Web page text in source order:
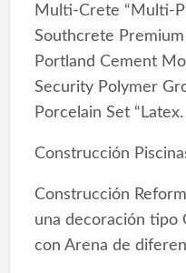
Multi-Crete “Multi-
Southcrete
Portland Cement
Security Polymer
Porcelain Set “Latex.
Construcción
Construcción
una decoración tipo
con Arena de